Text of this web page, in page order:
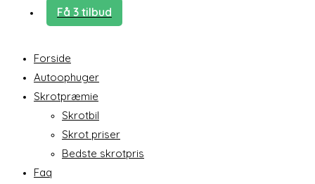
Få 3 tilbud
Forside
Autoophuger
Skrotpræmie
Skrotbil
Skrot priser
Bedste skrotpris
Faq